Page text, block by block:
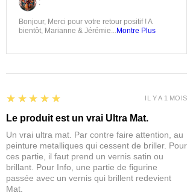
:
Bonjour, Merci pour votre retour positif ! A
bientôt, Marianne & Jérémie...Montre Plus
5
★★★★★
Le produit est un vrai Ultra Mat.
Un vrai ultra mat. Par contre faire attention, au
peinture metalliques qui cessent de briller. Pour
ces partie, il faut prend un vernis satin ou
brillant. Pour Info, une partie de figurine
passée avec un vernis qui brillent redevient
Mat.
IL Y A 1 MOIS